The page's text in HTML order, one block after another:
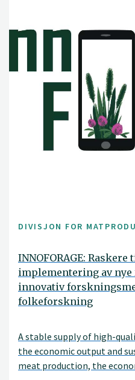
DIVISJON FOR
INNOFORAGE:
implementering av
innovativ
folkeforskning
A stable supply of high-
the economic output and
meat production, the